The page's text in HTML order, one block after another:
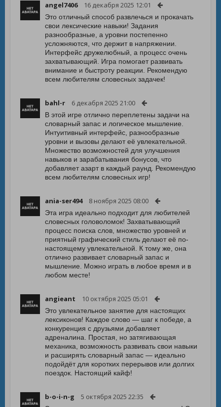
angel7406 16 декабря 2025 12:01
Это отличный способ развлечься и прокачать
свои лексические навыки! Задания
разнообразные, а уровни постепенно
усложняются, что держит в напряжении.
Интерфейс дружелюбный, а процесс очень
захватывающий. Игра помогает развивать
внимание и быстроту реакции. Рекомендую
всем любителям словесных задачек!
bahl-r 6 декабря 2025 21:00
В этой игре отлично переплетены задачи на
словарный запас и логическое мышление.
Интуитивный интерфейс, разнообразные
уровни и вызовы делают её увлекательной.
Множество возможностей для улучшения
навыков и зарабатывания бонусов, что
добавляет азарт в каждый раунд. Рекомендую
всем любителям словесных игр!
ania-ser494 8 ноября 2025 08:00
Эта игра идеально подходит для любителей
словесных головоломок! Захватывающий
процесс поиска слов, множество уровней и
приятный графический стиль делают её по-
настоящему увлекательной. К тому же, она
отлично развивает словарный запас и
мышление. Можно играть в любое время и в
любом месте!
angieant 10 октября 2025 05:01
Это увлекательное занятие для настоящих
лексиконов! Каждое слово — шаг к победе, а
конкуренция с друзьями добавляет
адреналина. Простая, но затягивающая
механика, возможность развивать свои навыки
и расширять словарный запас — идеально
подойдёт для коротких перерывов или долгих
поездок. Настоящий кайф!
b-o-i-n-g 5 октября 2025 22:35